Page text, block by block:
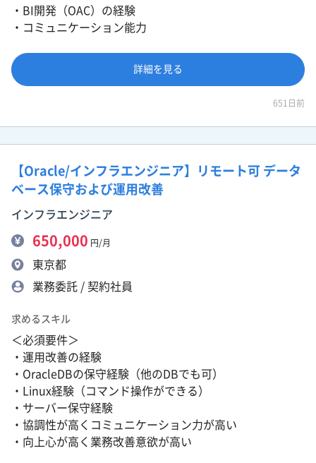
・BI開発（OAC）の経験
・コミュニケーション能力
詳細を見る
651日前
【Oracle/インフラエンジニア】リモート可 データ
ベース保守および運用改善
インフラエンジニア
650,000 円/月
東京都
業務委託 / 契約社員
求めるスキル
＜必須要件＞
・運用改善の経験
・OracleDBの保守経験（他のDBでも可）
・Linux経験（コマンド操作ができる）
・サーバー保守経験
・協調性が高くコミュニケーション力が高い
・向上心が高く業務改善意欲が高い